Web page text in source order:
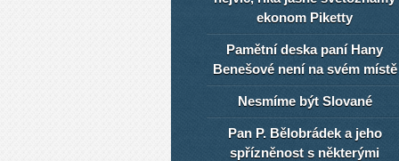
ekonom Piketty
Pamětní deska paní Hany
Benešové není na svém místě
Nesmíme být Slované
Pan P. Bělobrádek a jeho
spřízněnost s některými